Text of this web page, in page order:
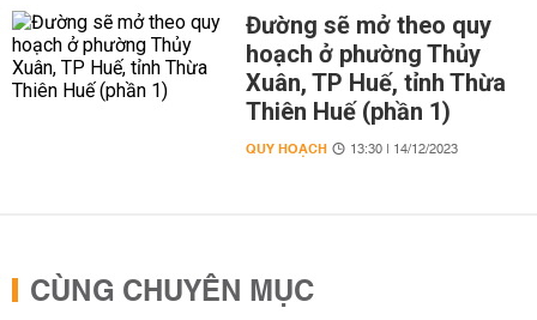
Đường sẽ mở theo quy
hoạch ở phường Thủy
Xuân, TP Huế, tỉnh Thừa
Thiên Huế (phần 1)
QUY HOẠCH 13:30 | 14/12/2023
CÙNG CHUYÊN MỤC